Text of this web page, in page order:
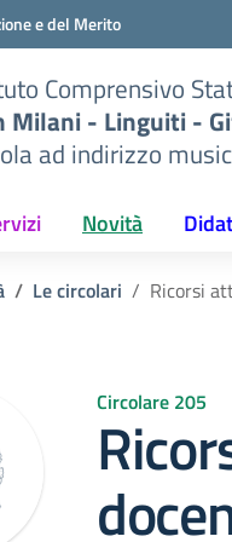
e del Merito
Comprensivo
Milani - Linguiti -
ad indirizzo
Novità
Le circolari Ricorsi
Circolare 205